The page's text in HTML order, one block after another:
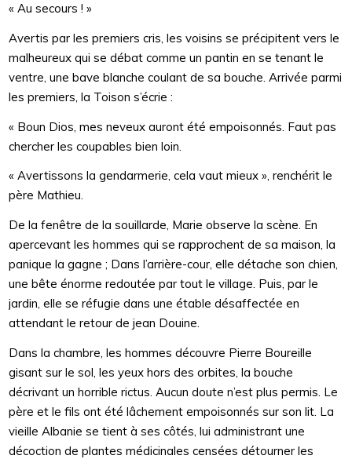
« Au secours ! »
Avertis par les premiers cris, les voisins se précipitent vers le
malheureux qui se débat comme un pantin en se tenant le
ventre, une bave blanche coulant de sa bouche. Arrivée parmi
les premiers, la Toison s’écrie :
« Boun Dios, mes neveux auront été empoisonnés. Faut pas
chercher les coupables bien loin.
« Avertissons la gendarmerie, cela vaut mieux », renchérit le
père Mathieu.
De la fenêtre de la souillarde, Marie observe la scène. En
apercevant les hommes qui se rapprochent de sa maison, la
panique la gagne ; Dans l’arrière-cour, elle détache son chien,
une bête énorme redoutée par tout le village. Puis, par le
jardin, elle se réfugie dans une étable désaffectée en
attendant le retour de jean Douine.
Dans la chambre, les hommes découvre Pierre Boureille
gisant sur le sol, les yeux hors des orbites, la bouche
décrivant un horrible rictus. Aucun doute n’est plus permis. Le
père et le fils ont été lâchement empoisonnés sur son lit. La
vieille Albanie se tient à ses côtés, lui administrant une
décoction de plantes médicinales censées détourner les